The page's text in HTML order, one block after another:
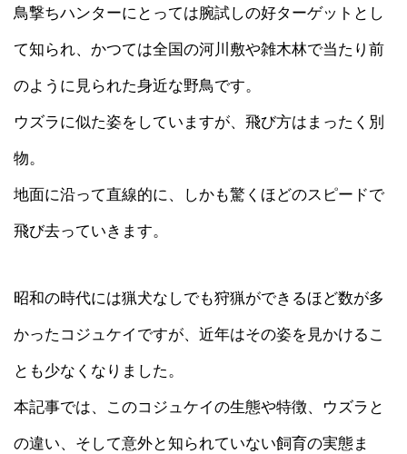
鳥撃ちハンターにとっては腕試しの好ターゲットとし
て知られ、かつては全国の河川敷や雑木林で当たり前
のように見られた身近な野鳥です。
ウズラに似た姿をしていますが、飛び方はまったく別
物。
地面に沿って直線的に、しかも驚くほどのスピードで
飛び去っていきます。
昭和の時代には猟犬なしでも狩猟ができるほど数が多
かったコジュケイですが、近年はその姿を見かけるこ
とも少なくなりました。
本記事では、このコジュケイの生態や特徴、ウズラと
の違い、そして意外と知られていない飼育の実態ま